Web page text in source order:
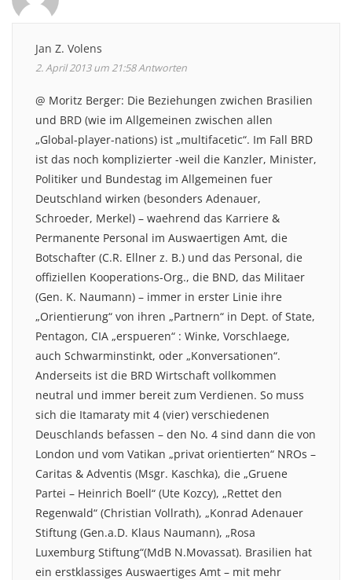
Jan Z. Volens
2. April 2013 um 21:58Antworten
@ Moritz Berger: Die Beziehungen zwichen Brasilien
und BRD (wie im Allgemeinen zwischen allen
„Global-player-nations) ist „multifacetic“. Im Fall BRD
ist das noch komplizierter -weil die Kanzler, Minister,
Politiker und Bundestag im Allgemeinen fuer
Deutschland wirken (besonders Adenauer,
Schroeder, Merkel) – waehrend das Karriere &
Permanente Personal im Auswaertigen Amt, die
Botschafter (C.R. Ellner z. B.) und das Personal, die
offiziellen Kooperations-Org., die BND, das Militaer
(Gen. K. Naumann) – immer in erster Linie ihre
„Orientierung“ von ihren „Partnern“ in Dept. of State,
Pentagon, CIA „erspueren“ : Winke, Vorschlaege,
auch Schwarminstinkt, oder „Konversationen“.
Anderseits ist die BRD Wirtschaft vollkommen
neutral und immer bereit zum Verdienen. So muss
sich die Itamaraty mit 4 (vier) verschiedenen
Deuschlands befassen – den No. 4 sind dann die von
London und vom Vatikan „privat orientierten“ NROs –
Caritas & Adventis (Msgr. Kaschka), die „Gruene
Partei – Heinrich Boell“ (Ute Kozcy), „Rettet den
Regenwald“ (Christian Vollrath), „Konrad Adenauer
Stiftung (Gen.a.D. Klaus Naumann), „Rosa
Luxemburg Stiftung“(MdB N.Movassat). Brasilien hat
ein erstklassiges Auswaertiges Amt – mit mehr